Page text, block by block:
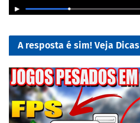
A resposta é sim! Veja Dicas